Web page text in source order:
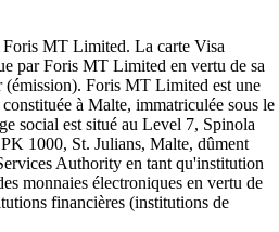
MT Limited. La carte Visa
par Foris MT Limited en vertu de sa
Foris MT Limited est une
à Malte, immatriculée sous le
social est situé au Level 7, Spinola
1000, St. Julians, Malte, dûment
Authority en tant qu'institution
monnaies électroniques en vertu de
financières (institutions de